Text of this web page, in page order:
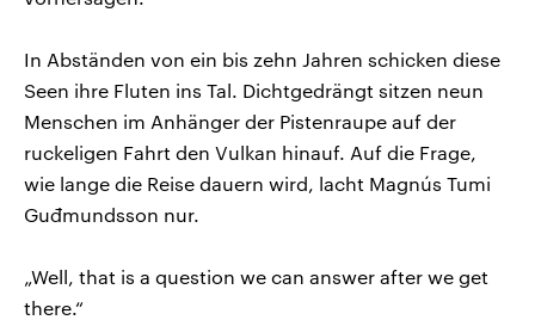
In Abständen von ein bis zehn Jahren schicken diese
Seen ihre Fluten ins Tal. Dichtgedrängt sitzen neun
Menschen im Anhänger der Pistenraupe auf der
ruckeligen Fahrt den Vulkan hinauf. Auf die Frage,
wie lange die Reise dauern wird, lacht Magnús Tumi
Guđmundsson nur.
„Well, that is a question we can answer after we get
there.“